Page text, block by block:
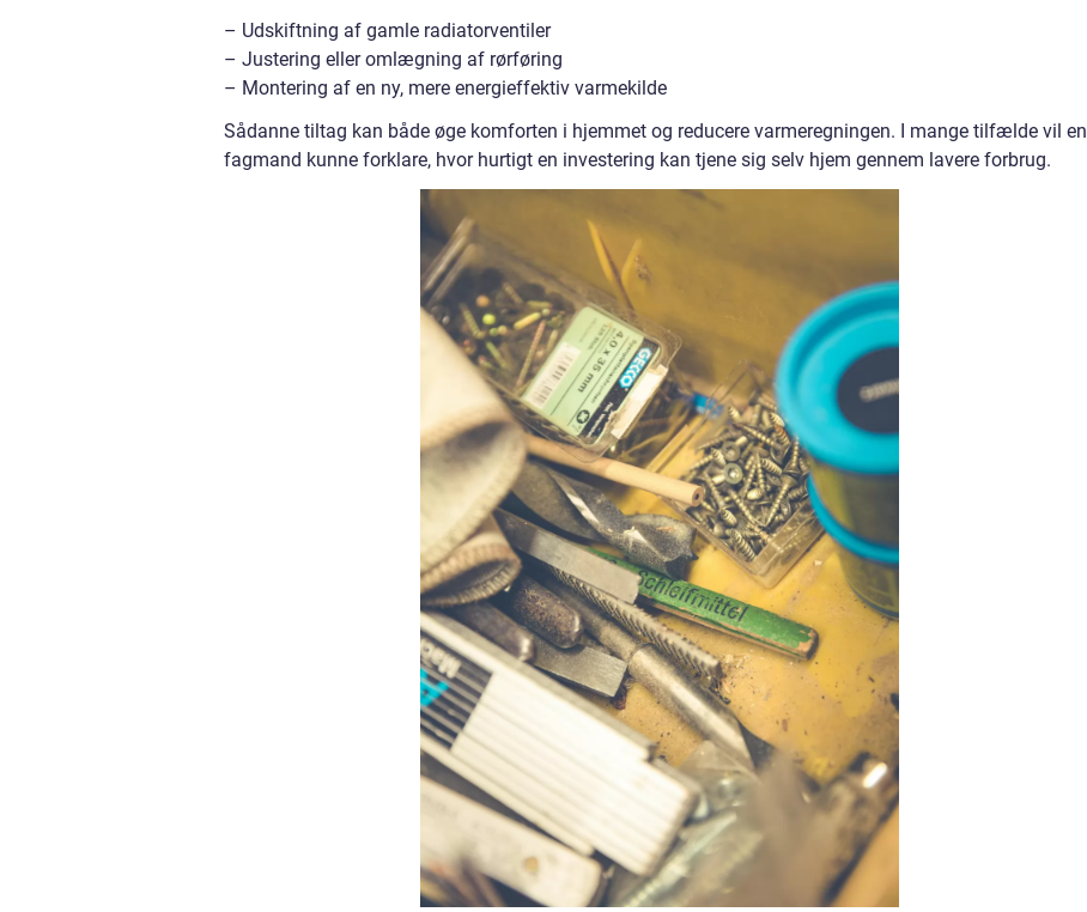
– Udskiftning af gamle radiatorventiler
– Justering eller omlægning af rørføring
– Montering af en ny, mere energieffektiv varmekilde
Sådanne tiltag kan både øge komforten i hjemmet og reducere varmeregningen. I mange tilfælde vil en
fagmand kunne forklare, hvor hurtigt en investering kan tjene sig selv hjem gennem lavere forbrug.